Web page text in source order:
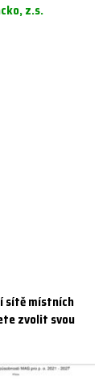
z.s.
sítě místních
zvolit svou